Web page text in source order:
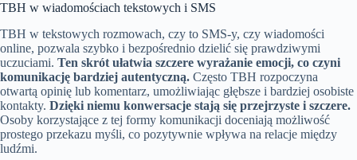
TBH w wiadomościach tekstowych i SMS
TBH w tekstowych rozmowach, czy to SMS-y, czy wiadomości
online, pozwala szybko i bezpośrednio dzielić się prawdziwymi
uczuciami. Ten skrót ułatwia szczere wyrażanie emocji, co czyni
komunikację bardziej autentyczną. Często TBH rozpoczyna
otwartą opinię lub komentarz, umożliwiając głębsze i bardziej osobiste
kontakty. Dzięki niemu konwersacje stają się przejrzyste i szczere.
Osoby korzystające z tej formy komunikacji doceniają możliwość
prostego przekazu myśli, co pozytywnie wpływa na relacje między
ludźmi.